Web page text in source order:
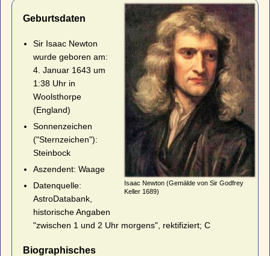
Isaac Newton (Gemälde von Sir Godfrey
Keller 1689)
Geburtsdaten
Sir Isaac Newton
wurde geboren am:
4. Januar 1643 um
1:38 Uhr in
Woolsthorpe
(England)
Sonnenzeichen
("Sternzeichen"):
Steinbock
Aszendent: Waage
Datenquelle:
AstroDatabank,
historische Angaben
"zwischen 1 und 2 Uhr morgens", rektifiziert; C
Biographisches